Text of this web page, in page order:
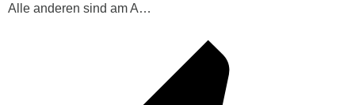
Alle anderen sind am A…